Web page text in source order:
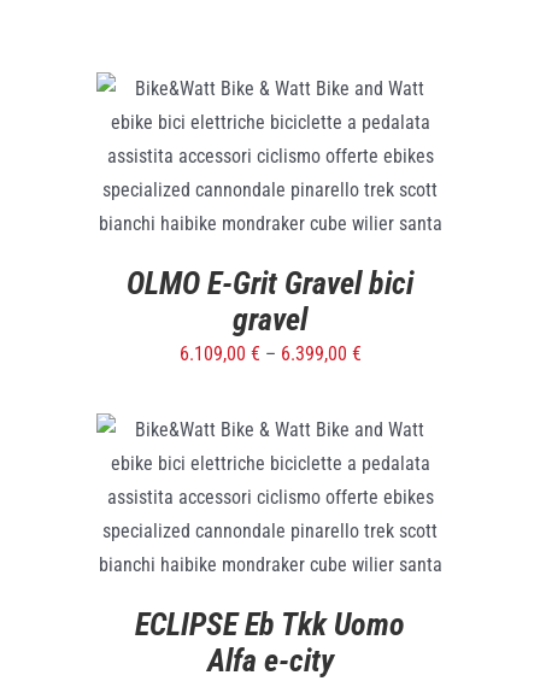
SELECT OPTIONS / DETTAGLI
OLMO E-Grit Gravel bici
gravel
6.109,00 € – 6.399,00 €
SELECT OPTIONS / DETTAGLI
ECLIPSE Eb Tkk Uomo
Alfa e-city